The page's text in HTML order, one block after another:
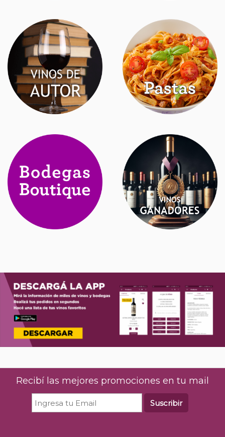
Recibí las mejores promociones en tu mail
Suscribir